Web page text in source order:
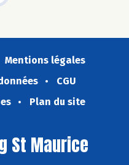
Mentions légales
CGU
Plan du site
St Maurice